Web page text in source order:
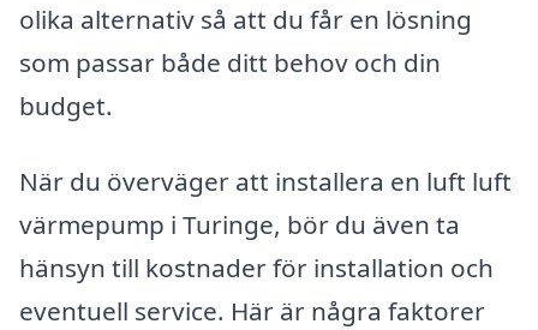
olika alternativ så att du får en lösning
som passar både ditt behov och din
budget.
När du överväger att installera en luft luft
värmepump i Turinge, bör du även ta
hänsyn till kostnader för installation och
eventuell service. Här är några faktorer